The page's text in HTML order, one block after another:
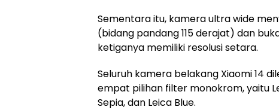
Sementara itu, kamera ultra wide
(bidang pandang 115 derajat) dan
ketiganya memiliki resolusi setara.
Seluruh kamera belakang Xiaomi 14
empat pilihan filter monokrom, yaitu
Sepia, dan Leica Blue.